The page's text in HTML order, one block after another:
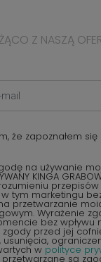
Z NASZĄ
że zapoznałem się
na używanie
KINGA
w tym marketingu
przetwarzanie
Wyrażenie
bez
przed jej
usunięcia,
w polityce
są